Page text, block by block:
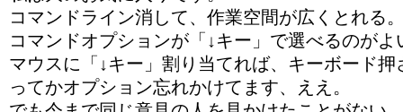
コマンドライン消して、作業空間が広くとれる
コマンドオプションが「↓キー」で選べるのがよ
マウスに「↓キー」割り当てれば、キーボード押
ってかオプション忘れかけてます、ええ。